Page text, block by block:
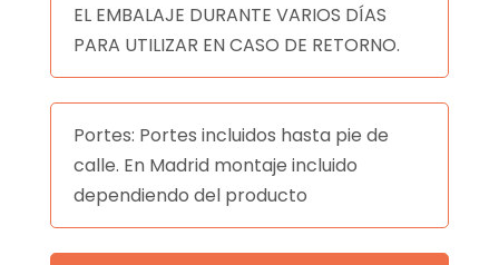
EL EMBALAJE DURANTE VARIOS DÍAS
PARA UTILIZAR EN CASO DE RETORNO.
Portes: Portes incluidos hasta pie de
calle. En Madrid montaje incluido
dependiendo del producto